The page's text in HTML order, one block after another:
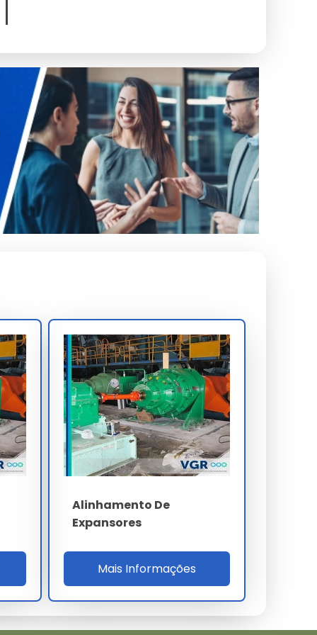
Alinhamento De
Expansores
Mais Informações